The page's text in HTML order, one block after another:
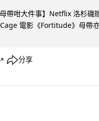
母帶咁大件事】Netflix 洛杉磯
電影《Fortitude》母帶
↗ 分享